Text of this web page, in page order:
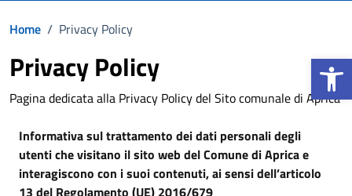
Apri la
Home / Privacy Policy
Privacy Policy
Pagina dedicata alla Privacy Policy del Sito comunale di Aprica
Informativa sul trattamento dei dati personali degli
utenti che visitano il sito web del Comune di Aprica e
interagiscono con i suoi contenuti, ai sensi dell’articolo
13 del Regolamento (UE) 2016/679